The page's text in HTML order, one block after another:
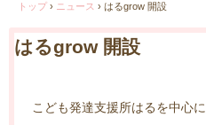
トップ › ニュース › はるgrow 開設
はるgrow 開設
こども発達支援所はるを中心に